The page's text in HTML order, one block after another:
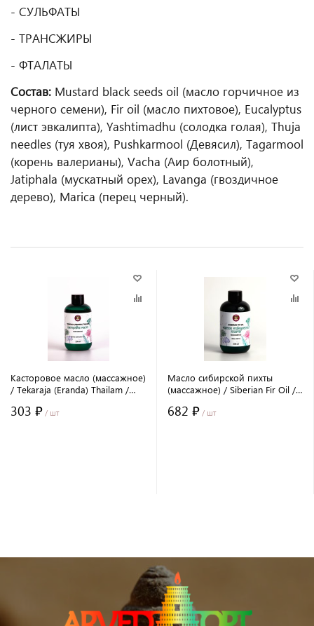
- СУЛЬФАТЫ
- ТРАНСЖИРЫ
- ФТАЛАТЫ
Состав: Mustard black seeds oil (масло горчичное из
черного семени), Fir oil (масло пихтовое), Eucalyptus
(лист эвкалипта), Yashtimadhu (солодка голая), Thuja
needles (туя хвоя), Pushkarmool (Девясил), Tagarmool
(корень валерианы), Vacha (Аир болотный),
Jatiphala (мускатный орех), Lavanga (гвоздичное
дерево), Marica (перец черный).
Касторовое масло (массажное)
/ Tekaraja (Eranda) Thailam /
NORTHERN TRADITION /
303 ₽ / шт
Масло сибирской пихты
(массажное) / Siberian Fir Oil /
NORTHERN TRADITION /
682 ₽ / шт